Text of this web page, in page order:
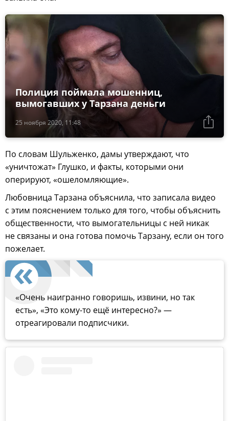
25 ноября 2020, 11:48
Полиция поймала мошенниц,
вымогавших у Тарзана деньги
По словам Шульженко, дамы утверждают, что
«уничтожат» Глушко, и факты, которыми они
оперируют, «ошеломляющие».
Любовница Тарзана объяснила, что записала видео
с этим пояснением только для того, чтобы объяснить
общественности, что вымогательницы с ней никак
не связаны и она готова помочь Тарзану, если он того
пожелает.
«Очень наигранно говоришь, извини, но так
есть», «Это кому-то ещё интересно?» —
отреагировали подписчики.